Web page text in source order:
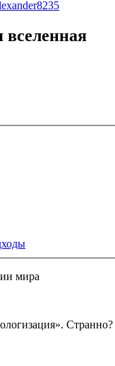
вселенная
мира